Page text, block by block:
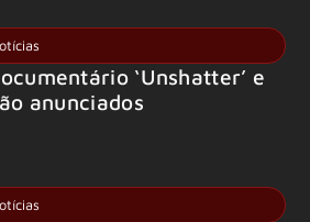
‘Unshatter’ e
anunciados